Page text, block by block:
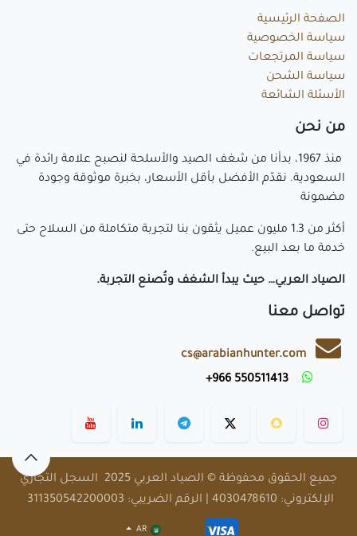
الصفحة الرئيسية
سياسة الخصوصية
سياسة المرتجعات
سياسة الشحن
الأسئلة الشائعة
م​ن نحن
منذ 1967، بدأنا من شغف الصيد والأسلحة لنصبح علامة رائدة في
السعودية. نقدّم الأفضل بأقل الأسعار، بخبرة موثوقة وجودة
مضمونة
أكثر من 1.3 مليون عميل يثقون بنا لتجربة متكاملة من السلاح حتى
خدمة ما بعد البيع.
الصياد العربي… حيث يبدأ الشغف وتُصنع التجربة.
تواصل معنا
cs@arabianhunter.com
​550511413 966+
جميع الحقوق محفوظة © الصياد العربي 2025 السجل التجاري
الإلكتروني: 4030478610 | الرقم الضريبي: 311350542200003
AR